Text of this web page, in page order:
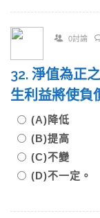
0討論
32. 淨值為正
生利益將使負
(A)降低
(B)提高
(C)不變
(D)不一定。